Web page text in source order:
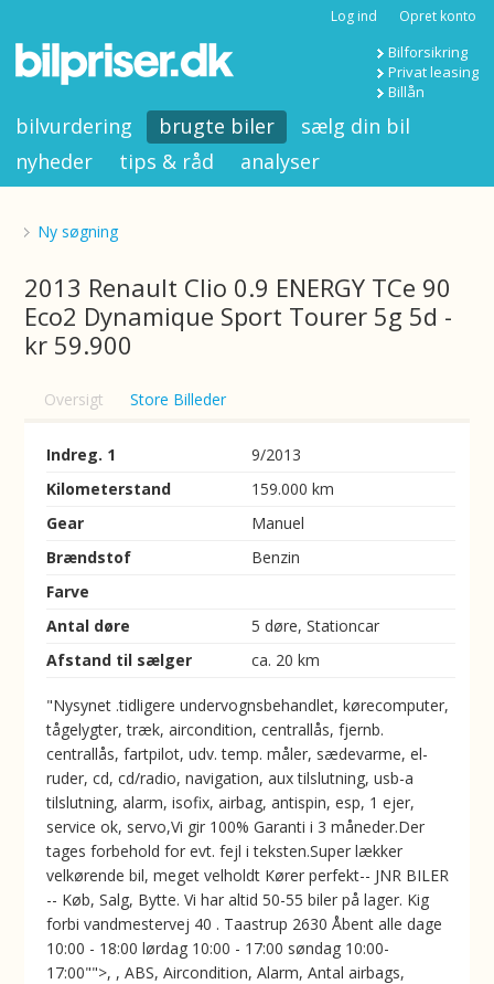
Log ind Opret konto
Bilforsikring
Privat leasing
Billån
bilvurdering brugte biler
sælg din bil
nyheder
tips & råd analyser
Ny søgning
2013 Renault Clio 0.9 ENERGY TCe 90
Eco2 Dynamique Sport Tourer 5g 5d -
kr 59.900
Oversigt Store Billeder
Indreg. 1
9/2013
Kilometerstand
159.000 km
Gear
Manuel
Brændstof
Benzin
Farve
Antal døre
5 døre, Stationcar
Afstand til sælger
ca. 20 km
"Nysynet .tidligere undervognsbehandlet, kørecomputer,
tågelygter, træk, aircondition, centrallås, fjernb.
centrallås, fartpilot, udv. temp. måler, sædevarme, el-
ruder, cd, cd/radio, navigation, aux tilslutning, usb-a
tilslutning, alarm, isofix, airbag, antispin, esp, 1 ejer,
service ok, servo,Vi gir 100% Garanti i 3 måneder.Der
tages forbehold for evt. fejl i teksten.Super lækker
velkørende bil, meget velholdt Kører perfekt-- JNR BILER
-- Køb, Salg, Bytte. Vi har altid 50-55 biler på lager. Kig
forbi vandmestervej 40 . Taastrup 2630 Åbent alle dage
10:00 - 18:00 lørdag 10:00 - 17:00 søndag 10:00-
17:00"">, , ABS, Aircondition, Alarm, Antal airbags,